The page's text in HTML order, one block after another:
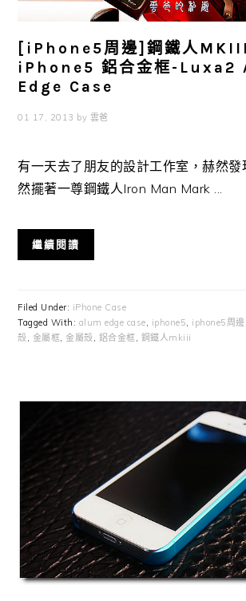
[iPhone5周邊]鋼鐵人
iPhone5 鋁合金框-Luxa2
Edge Case
01 17, 2013 by 雲爸
有一天去了朋友的設計工作室，赫然發
然擺著一尊鋼鐵人Iron Man Mark ...
繼續閱讀
Filed Under: iPhone Case
Tagged With: alum edge case, iphone5, iphone5周邊
殼, 金屬框,金屬殼, 鋁合金框, 鋼鐵人mkiii